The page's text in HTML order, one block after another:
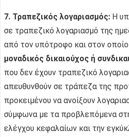
7. Τραπεζικός λογαριασμός: Η
σε τραπεζικό λογαριασμό της
από τον υπότροφο και στον
μοναδικός δικαιούχος ή
που δεν έχουν τραπεζικό
απευθυνθούν σε τράπεζα της
προκειμένου να ανοίξουν
σύμφωνα με τα προβλεπόμενα
ελέγχου κεφαλαίων και την